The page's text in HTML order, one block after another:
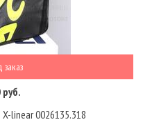
заказ
linear 0026135.318